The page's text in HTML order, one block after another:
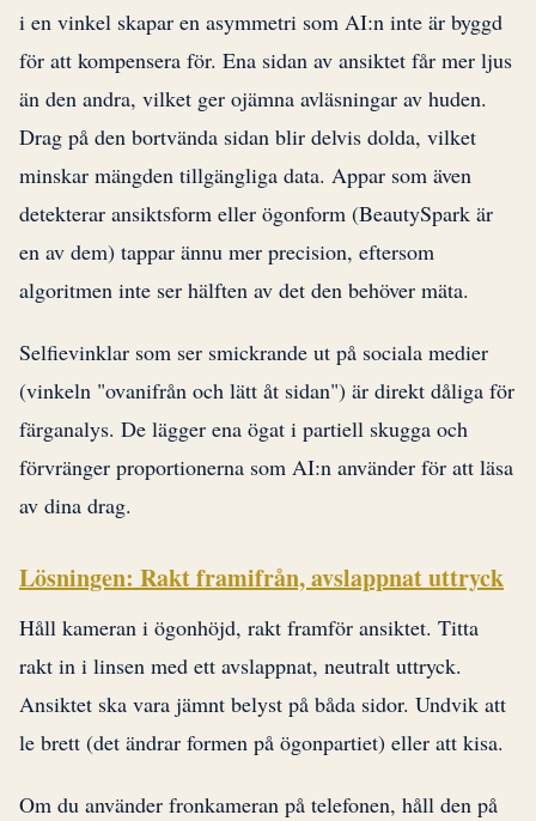
i en vinkel skapar en asymmetri som AI:n inte är byggd
för att kompensera för. Ena sidan av ansiktet får mer ljus
än den andra, vilket ger ojämna avläsningar av huden.
Drag på den bortvända sidan blir delvis dolda, vilket
minskar mängden tillgängliga data. Appar som även
detekterar ansiktsform eller ögonform (BeautySpark är
en av dem) tappar ännu mer precision, eftersom
algoritmen inte ser hälften av det den behöver mäta.
Selfievinklar som ser smickrande ut på sociala medier
(vinkeln "ovanifrån och lätt åt sidan") är direkt dåliga för
färganalys. De lägger ena ögat i partiell skugga och
förvränger proportionerna som AI:n använder för att läsa
av dina drag.
Lösningen: Rakt framifrån, avslappnat uttryck
Håll kameran i ögonhöjd, rakt framför ansiktet. Titta
rakt in i linsen med ett avslappnat, neutralt uttryck.
Ansiktet ska vara jämnt belyst på båda sidor. Undvik att
le brett (det ändrar formen på ögonpartiet) eller att kisa.
Om du använder fronkameran på telefonen, håll den på